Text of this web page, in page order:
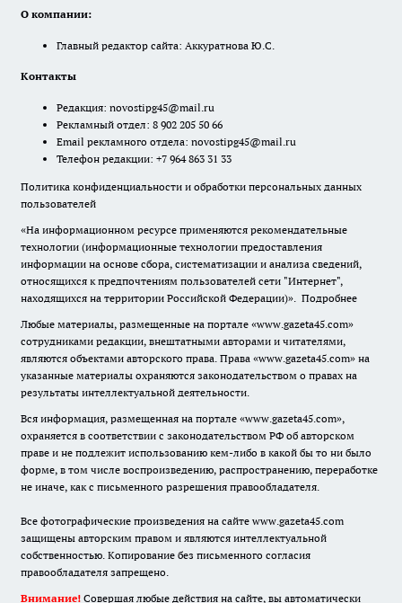
О компании:
Главный редактор сайта: Аккуратнова Ю.С.
Контакты
Редакция: novostipg45@mail.ru
Рекламный отдел: 8 902 205 50 66
Email рекламного отдела: novostipg45@mail.ru
Телефон редакции: +7 964 863 31 33
Политика конфиденциальности и обработки персональных данных
пользователей
«На информационном ресурсе применяются рекомендательные
технологии (информационные технологии предоставления
информации на основе сбора, систематизации и анализа сведений,
относящихся к предпочтениям пользователей сети "Интернет",
находящихся на территории Российской Федерации)». Подробнее
Любые материалы, размещенные на портале «www.gazeta45.com»
сотрудниками редакции, внештатными авторами и читателями,
являются объектами авторского права. Права «www.gazeta45.com» на
указанные материалы охраняются законодательством о правах на
результаты интеллектуальной деятельности.
Вся информация, размещенная на портале «www.gazeta45.com»,
охраняется в соответствии с законодательством РФ об авторском
праве и не подлежит использованию кем-либо в какой бы то ни было
форме, в том числе воспроизведению, распространению, переработке
не иначе, как с письменного разрешения правообладателя.
Все фотографические произведения на сайте www.gazeta45.com
защищены авторским правом и являются интеллектуальной
собственностью. Копирование без письменного согласия
правообладателя запрещено.
Внимание! Совершая любые действия на сайте, вы автоматически